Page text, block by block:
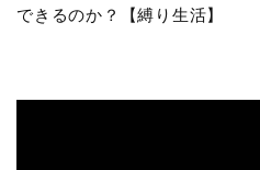
できるのか？【縛り生活】